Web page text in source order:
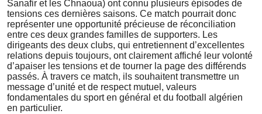
Sanafir et les Chnaoua) ont connu plusieurs épisodes de
tensions ces dernières saisons. Ce match pourrait donc
représenter une opportunité précieuse de réconciliation
entre ces deux grandes familles de supporters. Les
dirigeants des deux clubs, qui entretiennent d’excellentes
relations depuis toujours, ont clairement affiché leur volonté
d’apaiser les tensions et de tourner la page des différends
passés. À travers ce match, ils souhaitent transmettre un
message d’unité et de respect mutuel, valeurs
fondamentales du sport en général et du football algérien
en particulier.